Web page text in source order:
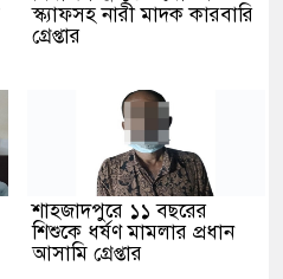
স্ক্যাফসহ নারী মাদক কারবারি
গ্রেপ্তার
শাহজাদপুরে ১১ বছরের
শিশুকে ধর্ষণ মামলার প্রধান
আসামি গ্রেপ্তার